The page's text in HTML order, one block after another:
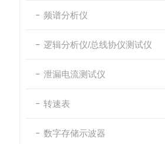
频谱分析仪
逻辑分析仪/总线协仪测试仪
泄漏电流测试仪
转速表
数字存储示波器